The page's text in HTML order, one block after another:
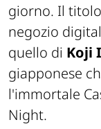
giorno. Il
negozio
quello di Koji
giapponese
l'immortale
Night.